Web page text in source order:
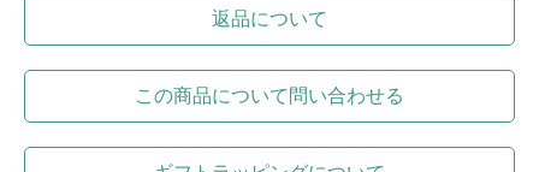
返品について
この商品について問い合わせる